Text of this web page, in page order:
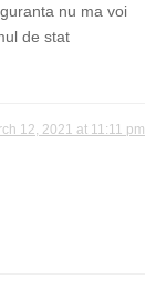
nu ma voi
de stat
12, 2021 at 11:11 pm